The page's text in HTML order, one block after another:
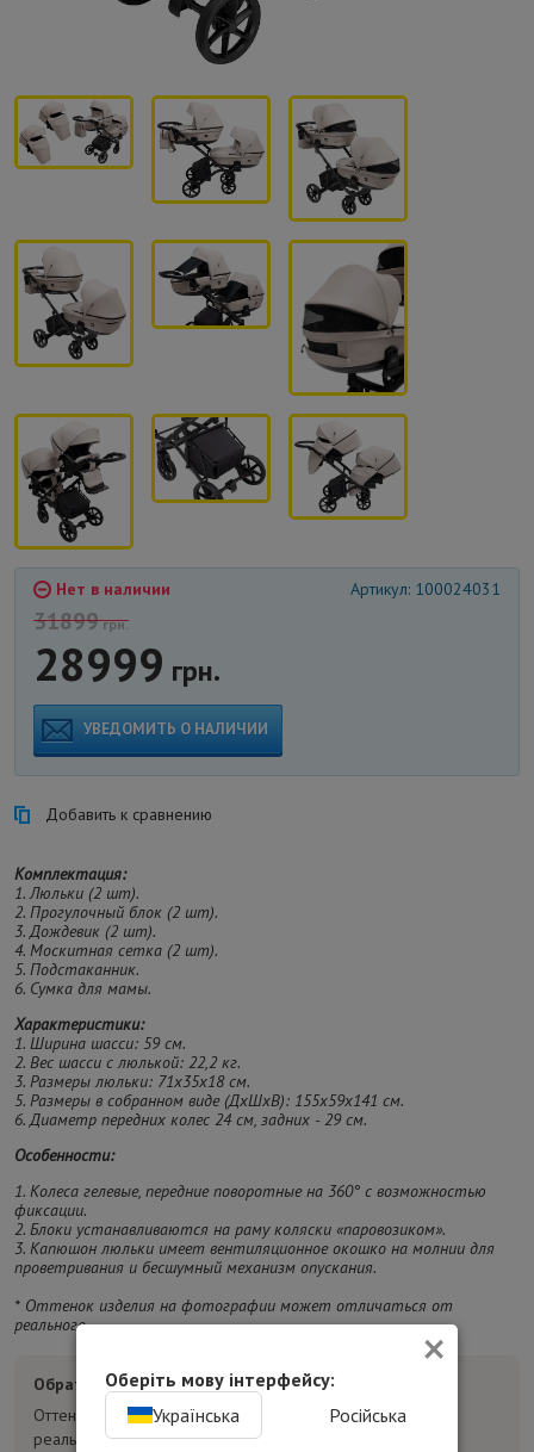
Нет в наличии Артикул: 100024031
31899грн.
28999 грн.
УВЕДОМИТЬ О НАЛИЧИИ
Добавить к сравнению
Комплектация:
1. Люльки (2 шт).
2. Прогулочный блок (2 шт).
3. Дождевик (2 шт).
4. Москитная сетка (2 шт).
5. Подстаканник.
6. Сумка для мамы.
Характеристики:
1. Ширина шасси: 59 см.
2. Вес шасси с люлькой: 22,2 кг.
3. Размеры люльки: 71х35х18 см.
5. Размеры в собранном виде (ДхШхВ): 155х59х141 см.
6. Диаметр передних колес 24 см, задних - 29 см.
Особенности:
1. Колеса гелевые, передние поворотные на 360° с возможностью
фиксации.
2. Блоки устанавливаются на раму коляски «паровозиком».
3. Капюшон люльки имеет вентиляционное окошко на молнии для
проветривания и бесшумный механизм опускания.
* Оттенок изделия на фотографии может отличаться от
реального.
Обратите внимание:
Оттенок товара на фотографиях может отличаться от
реального.
×
Оберіть мову інтерфейсу:
Українська
Російська